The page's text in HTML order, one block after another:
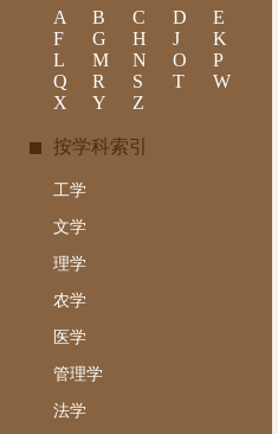
A
B C D
E
F
G H J
K
L
M N O
P
Q
R S T
W
X
Y Z
按学科索引
工学
文学
理学
农学
医学
管理学
法学